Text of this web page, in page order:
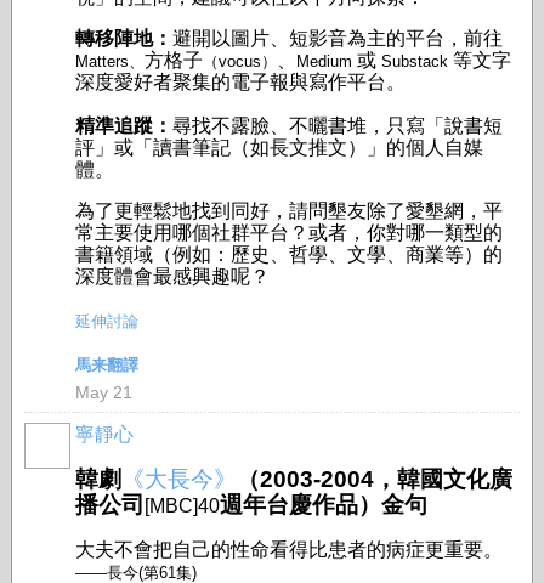
轉移陣地： 避開以圖片、短影音為主的平台，前往
Matters、 方格子 （vocus） Medium 或 Substack 等文字
深度愛好者聚集的電子報與寫作平台。
精準追蹤： 尋找不露臉、不曬書堆，只寫「說書短
評」或「讀書筆記（如長文推文）」的個人自媒
體。
為了更輕鬆地找到同好，請問墾友除了愛墾網，平
常主要使用哪個社群平台？或者，你對哪一類型的
書籍領域（例如：歷史、哲學、文學、商業等）的
深度體會最感興趣呢？
延伸討論
馬来翻譯
May 21
寧靜心
韓劇 《大長今》
（2003-2004，韓國文化廣
播公司 [MBC]40週年台慶作品）金句
大夫不會把自己的性命看得比患者的病症更重要。
——長今(第61集)